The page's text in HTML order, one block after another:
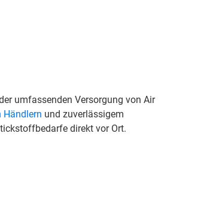
umfassenden Versorgung von Air
Händlern und zuverlässigem
direkt vor Ort.